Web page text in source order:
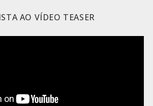
AO VÍDEO TEASER